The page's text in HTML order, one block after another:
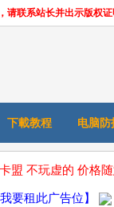
联系站长并出示版权
下載教程 电脑防
盟 不玩虚的 价格
我要租此广告位】